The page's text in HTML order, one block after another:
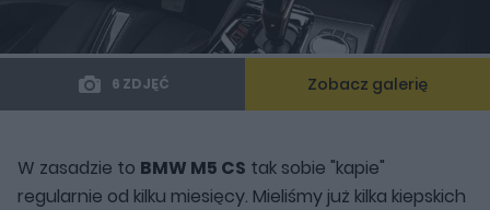
6 ZDJĘĆ Zobacz galerię
W zasadzie to BMW M5 CS tak sobie "kapie"
regularnie od kilku miesięcy. Mieliśmy już kilka kiepskich